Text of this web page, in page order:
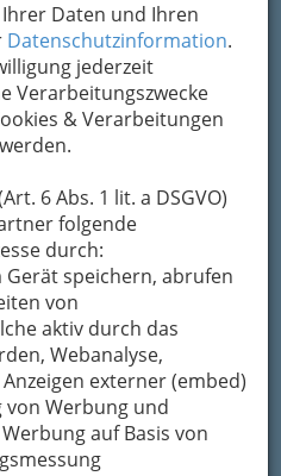
Daten und Ihren
Datenschutzinformation.
jederzeit
Verarbeitungszwecke
& Verarbeitungen
6 Abs. 1 lit. a DSGVO)
folgende
durch:
speichern, abrufen
von
aktiv durch das
Webanalyse,
externer (embed)
von Werbung und
auf Basis von
vor Spam-Mails zu
an dieser Stelle zur
ein sicheres
wird nach dem
per Mail an das
Wahrnehmung -